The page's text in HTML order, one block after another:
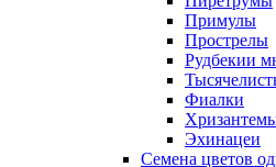
Примулы
Прострелы
Рудбекии
Фиалки
Эхинацеи
Семена цветов